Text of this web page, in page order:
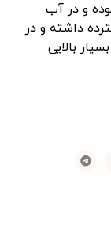
و در آب
داشته و در
بالایی